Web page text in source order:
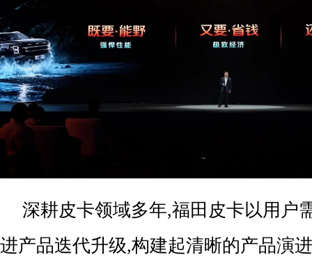
深耕皮卡领域多年,福田皮卡以用户
进产品迭代升级,构建起清晰的产品演